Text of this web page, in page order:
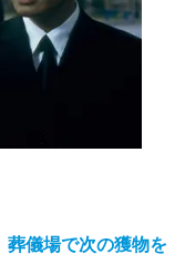
葬儀場で次の獲物を